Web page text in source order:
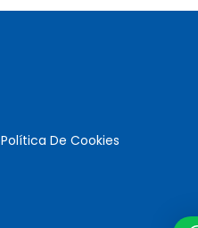
Política De Cookies